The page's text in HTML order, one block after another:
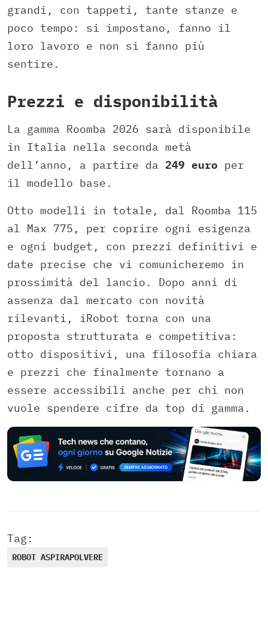
grandi, con tappeti, tante stanze e
poco tempo: si impostano, fanno il
loro lavoro e non si fanno più
sentire.
Prezzi e disponibilità
La gamma Roomba 2026 sarà disponibile
in Italia nella seconda metà
dell’anno, a partire da 249 euro per
il modello base.
Otto modelli in totale, dal Roomba 115
al Max 775, per coprire ogni esigenza
e ogni budget, con prezzi definitivi e
date precise che vi comunicheremo in
prossimità del lancio. Dopo anni di
assenza dal mercato con novità
rilevanti, iRobot torna con una
proposta strutturata e competitiva:
otto dispositivi, una filosofia chiara
e prezzi che finalmente tornano a
essere accessibili anche per chi non
vuole spendere cifre da top di gamma.
Tag:
ROBOT ASPIRAPOLVERE